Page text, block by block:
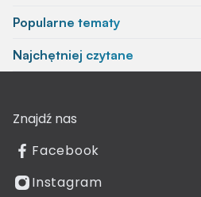
Popularne tematy
Najchętniej czytane
Znajdź nas
Facebook
Instagram